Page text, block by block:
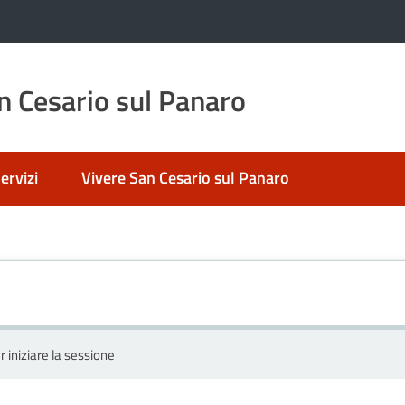
Cesario sul Panaro
Vivere San Cesario sul Panaro
iniziare la sessione